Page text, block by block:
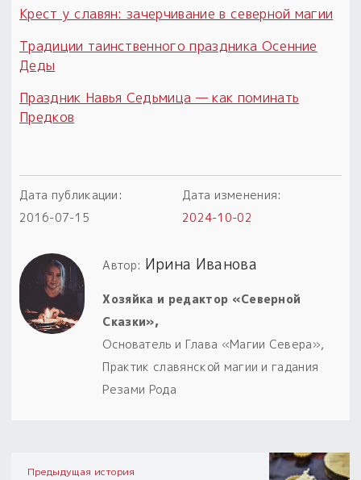
Крест у славян: зачерчивание в северной магии
Традиции таинственного праздника Осенние
Деды
Праздник Навья Седьмица — как поминать
Предков
Дата публикации:
2016-07-15
Дата изменения:
2024-10-02
Автор: Ирина Иванова
Хозяйка и редактор «Северной
Сказки»,
Основатель и Глава «Магии Севера»,
Практик славянской магии и гадания
Резами Рода
Предыдущая история